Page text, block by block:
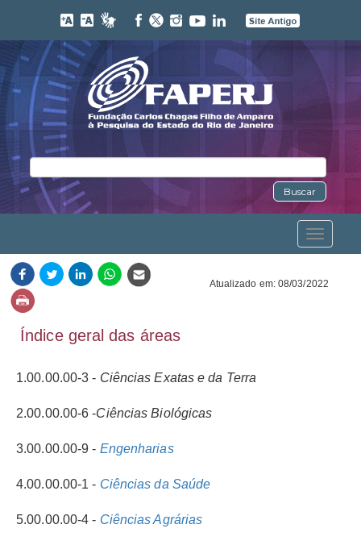
Buscar
Toggle
navigation
Atualizado em: 08/03/2022
Índice geral das áreas
1.00.00.00-3 - Ciências Exatas e da Terra
2.00.00.00-6 -Ciências Biológicas
3.00.00.00-9 - Engenharias
4.00.00.00-1 - Ciências da Saúde
5.00.00.00-4 - Ciências Agrárias